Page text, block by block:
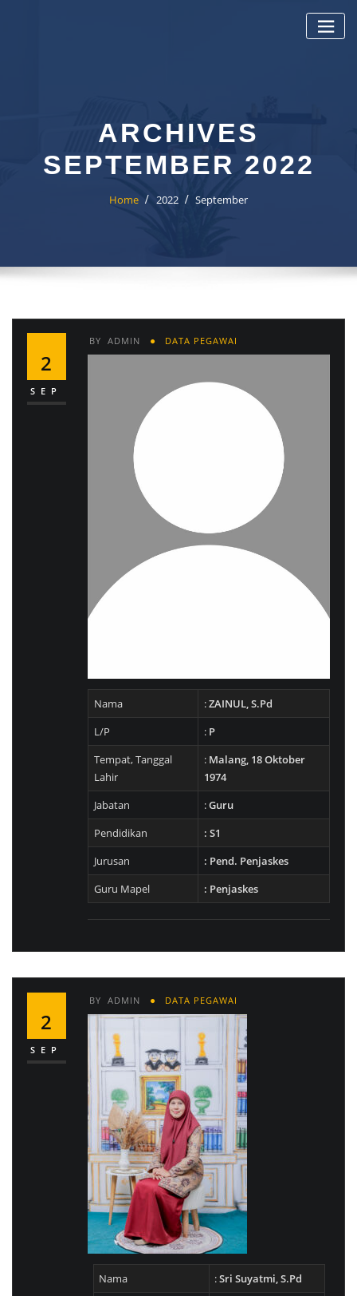
ARCHIVES
SEPTEMBER 2022
Home 2022 September
2
SEP
BY ADMIN DATA PEGAWAI
Nama :ZAINUL, S.Pd
L/P
: P
Tempat, Tanggal
Lahir
: Malang, 18 Oktober
1974
Jabatan
:Guru
Pendidikan
: S1
Jurusan
: Pend. Penjaskes
Guru Mapel
: Penjaskes
2
SEP
BY ADMIN DATA PEGAWAI
Nama :Sri Suyatmi, S.Pd